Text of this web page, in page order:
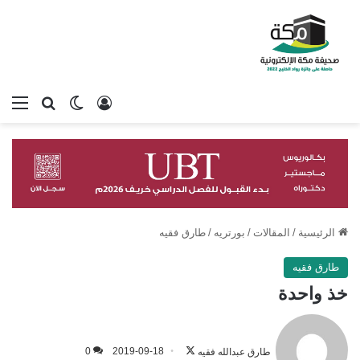
بحثالوضع
تسجيل الدخول
الرئيسية / المقالات / بورتريه / طارق فقيه
طارق فقيه
خذ واحدة
طارق عبدالله فقيه
على
2019-09-18
0